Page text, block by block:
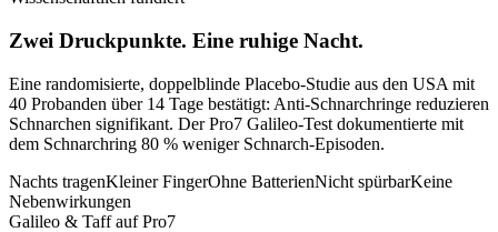
Zwei Druckpunkte. Eine ruhige Nacht.
Eine randomisierte, doppelblinde Placebo-Studie aus den USA mit
40 Probanden über 14 Tage bestätigt: Anti-Schnarchringe reduzieren
Schnarchen signifikant. Der Pro7 Galileo-Test dokumentierte mit
dem Schnarchring 80 % weniger Schnarch-Episoden.
Nachts tragenKleiner FingerOhne BatterienNicht spürbarKeine
Nebenwirkungen
Galileo & Taff auf Pro7